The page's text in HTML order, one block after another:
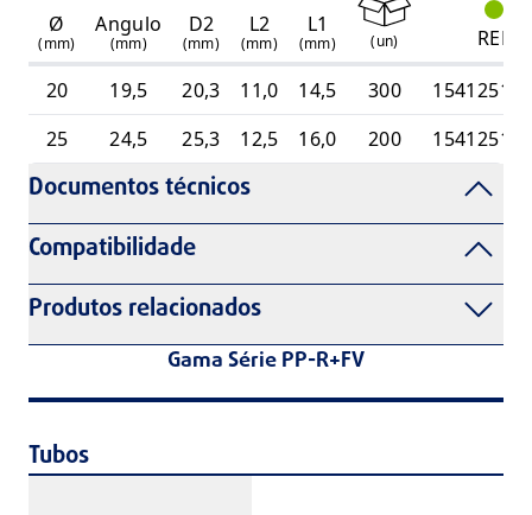
Ø
(mm)
Angulo
(mm)
D2
(mm)
L2
(mm)
L1
(mm) (un)
REF
20
19,5 20,3 11,0 14,5 300
25
24,5 25,3 12,5 16,0 200
Documentos técnicos
Compatibilidade
Produtos relacionados
Gama Série PP-R+FV
Tubos